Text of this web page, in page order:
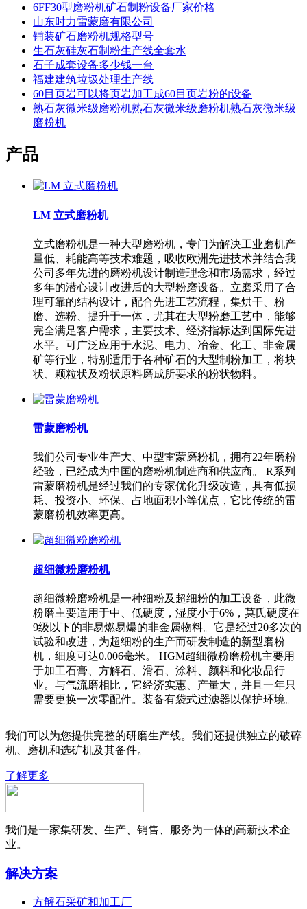
6FF30型磨粉机矿石制粉设备厂家价格
山东时力雷蒙磨有限公司
铺装矿石磨粉机规格型号
生石灰硅灰石制粉生产线全套水
石子成套设备多少钱一台
福建建筑垃圾处理生产线
60目页岩可以将页岩加工成60目页岩粉的设备
熟石灰微米级磨粉机熟石灰微米级磨粉机熟石灰微米级
磨粉机
产品
LM 立式磨粉机
立式磨粉机是一种大型磨粉机，专门为解决工业磨机产
量低、耗能高等技术难题，吸收欧洲先进技术并结合我
公司多年先进的磨粉机设计制造理念和市场需求，经过
多年的潜心设计改进后的大型粉磨设备。立磨采用了合
理可靠的结构设计，配合先进工艺流程，集烘干、粉
磨、选粉、提升于一体，尤其在大型粉磨工艺中，能够
完全满足客户需求，主要技术、经济指标达到国际先进
水平。可广泛应用于水泥、电力、冶金、化工、非金属
矿等行业，特别适用于各种矿石的大型制粉加工，将块
状、颗粒状及粉状原料磨成所要求的粉状物料。
雷蒙磨粉机
我们公司专业生产大、中型雷蒙磨粉机，拥有22年磨粉
经验，已经成为中国的磨粉机制造商和供应商。 R系列
雷蒙磨粉机是经过我们的专家优化升级改造，具有低损
耗、投资小、环保、占地面积小等优点，它比传统的雷
蒙磨粉机效率更高。
超细微粉磨粉机
超细微粉磨粉机是一种细粉及超细粉的加工设备，此微
粉磨主要适用于中、低硬度，湿度小于6%，莫氏硬度在
9级以下的非易燃易爆的非金属物料。它是经过20多次的
试验和改进，为超细粉的生产而研发制造的新型磨粉
机，细度可达0.006毫米。 HGM超细微粉磨粉机主要用
于加工石膏、方解石、滑石、涂料、颜料和化妆品行
业。与气流磨相比，它经济实惠、产量大，并且一年只
需要更换一次零配件。装备有袋式过滤器以保护环境。
我们可以为您提供完整的研磨生产线。我们还提供独立的破碎
机、磨机和选矿机及其备件。
了解更多
我们是一家集研发、生产、销售、服务为一体的高新技术企
业。
解决方案
方解石采矿和加工厂